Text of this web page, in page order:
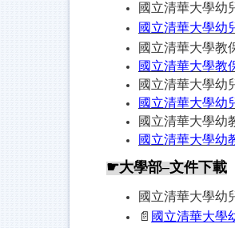
國立清華大學幼
國立清華大學幼
國立清華大學教
國立清華大學教
國立清華大學幼
國立清華大學幼
國立清華大學幼
國立清華大學幼
☛大學部–文件下載
國立清華大學幼
📄 國立清華大學